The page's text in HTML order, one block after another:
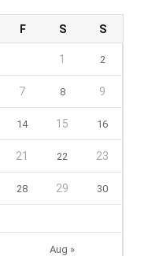
F S S
Aug »
1 2
7 8 9
14 15 16
21 22 23
28 29 30